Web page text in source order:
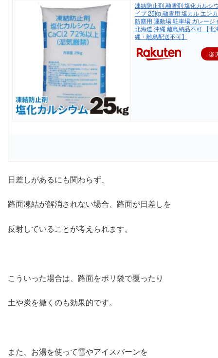
凍結防止剤 融雪剤 塩化カルシ
イプ 25kg 融雪用 塩カル エン
防塵用 運動場 駐車場 ガレージ
北海道 沖縄 離島納品不可 【北
縄・離島配送不可】
楽
日差しがあるにも関わらず、
路面凍結が解消されない場合、路面が日差しを
反射していることが考えられます。
こういった場合は、路面をポリ袋で覆ったり
土や炭を撒くのも効果的です。
また、お湯を使って雪やアイスバーンを